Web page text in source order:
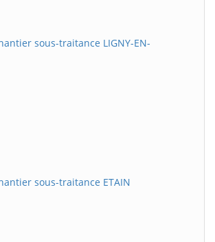
sous-traitance LIGNY-EN-
sous-traitance ETAIN